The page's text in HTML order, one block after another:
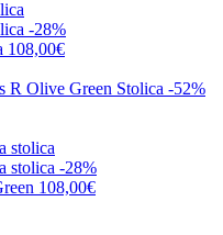
-28%
108,00€
-52%
-28%
108,00€